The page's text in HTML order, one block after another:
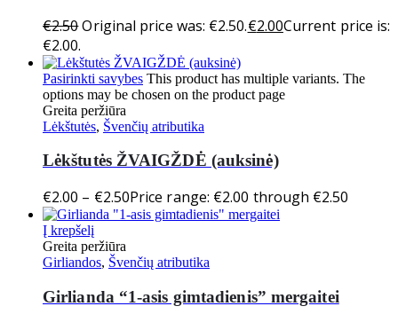
€2.50Original price was: €2.50.€2.00Current price is:
€2.00.
Pasirinkti savybes This product has multiple variants. The
options may be chosen on the product page
Greita peržiūra
Lėkštutės, Švenčių atributika
Lėkštutės ŽVAIGŽDĖ (auksinė)
€2.00 – €2.50Price range: €2.00 through €2.50
Į krepšelį
Greita peržiūra
Girliandos, Švenčių atributika
Girlianda “1-asis gimtadienis” mergaitei